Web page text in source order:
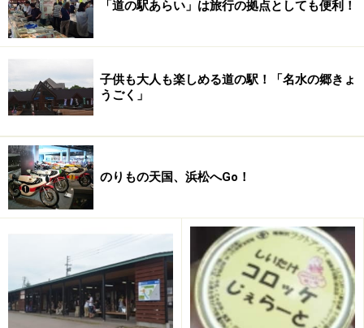
「道の駅あらい」は旅行の拠点としても便利！
子供も大人も楽しめる道の駅！「名水の郷きょ
うごく」
のりもの天国、浜松へGo！